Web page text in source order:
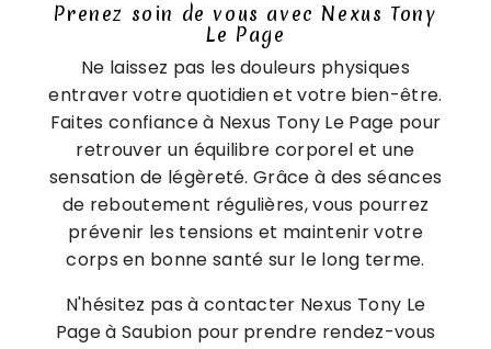
Prenez soin de vous avec Nexus Tony
Le Page
Ne laissez pas les douleurs physiques
entraver votre quotidien et votre bien-être.
Faites confiance à Nexus Tony Le Page pour
retrouver un équilibre corporel et une
sensation de légèreté. Grâce à des séances
de reboutement régulières, vous pourrez
prévenir les tensions et maintenir votre
corps en bonne santé sur le long terme.
N'hésitez pas à contacter Nexus Tony Le
Page à Saubion pour prendre rendez-vous